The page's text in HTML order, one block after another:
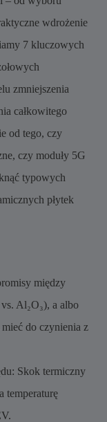
wdrożenie
7 kluczowych
zmniejszenia
całkowitego
od tego, czy
czy moduły 5G
typowych
płytek
między
Al₂O₃), a albo
do czynienia z
Skok termiczny
temperaturę